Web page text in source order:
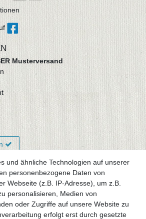
Musterversand
und ähnliche Technologien auf unserer
personenbezogene Daten von
Webseite (z.B. IP-Adresse), um z.B.
personalisieren, Medien von
oder Zugriffe auf unsere Website zu
erfolgt erst durch gesetzte